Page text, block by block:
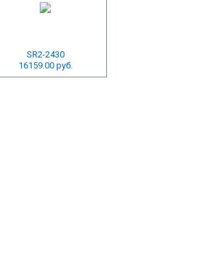
SR2-2430
16159.00 руб.